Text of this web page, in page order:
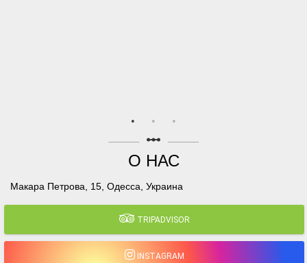
linear_scale
О НАС
Макара Петрова, 15, Одесса, Украина
TRIPADVISOR
INSTAGRAM